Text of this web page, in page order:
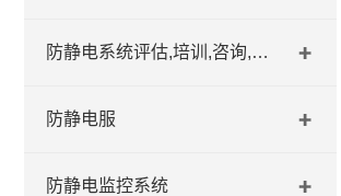
防静电系统评估,培训,咨询,认证
防静电服
防静电监控系统